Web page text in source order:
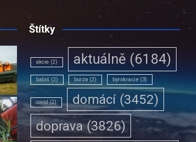
Štítky
akcie (2) aktuálně (6184)
babiš (2) burza (2) byrokracie (3)
covid(2) domácí (3452)
doprava(3826)